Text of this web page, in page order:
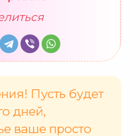
Пусть будет
дней,
ваше просто